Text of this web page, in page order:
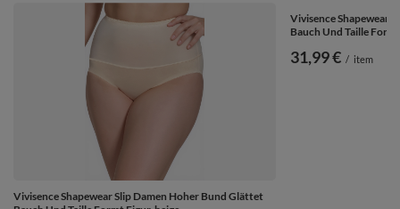
Vivisence Shapewear Slip Damen Hoher Bund Glättet
Vivisence Shapewear
Bauch Und Taille
31,99 € / item